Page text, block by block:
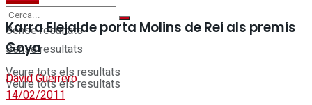
Sense resultats
Veure tots els resultats
Sense resultats
Veure tots els resultats
Karra Elejalde porta Molins de Rei als premis
Goya
David Guerrero
14/02/2011